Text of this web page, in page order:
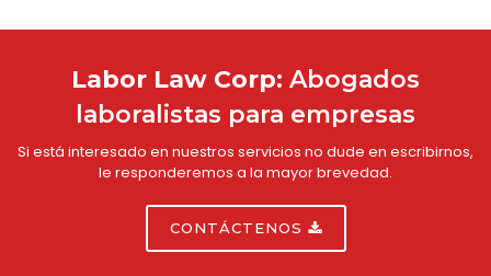
Labor Law Corp: Abogados
laboralistas para empresas
Si está interesado en nuestros servicios no dude en escribirnos,
le responderemos a la mayor brevedad.
CONTÁCTENOS